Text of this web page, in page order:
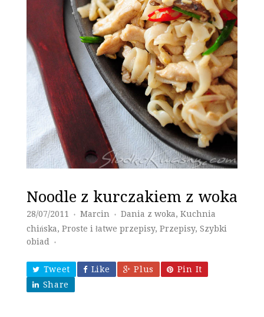
Noodle z kurczakiem z woka
28/07/2011 ♦ Marcin ♦ Dania z woka, Kuchnia
chińska, Proste i łatwe przepisy, Przepisy, Szybki
obiad
♦
Tweet Like Plus
Pin It
Share